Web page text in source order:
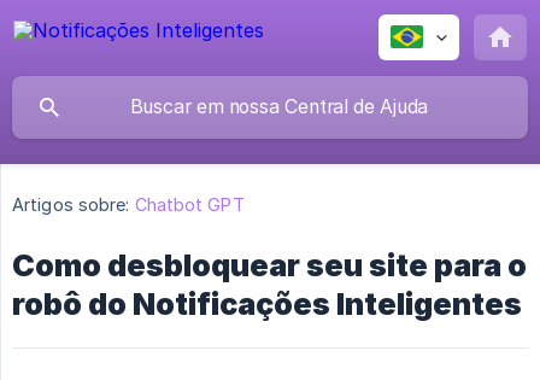
Artigos sobre: Chatbot GPT
Como desbloquear seu site para o
robô do Notificações Inteligentes